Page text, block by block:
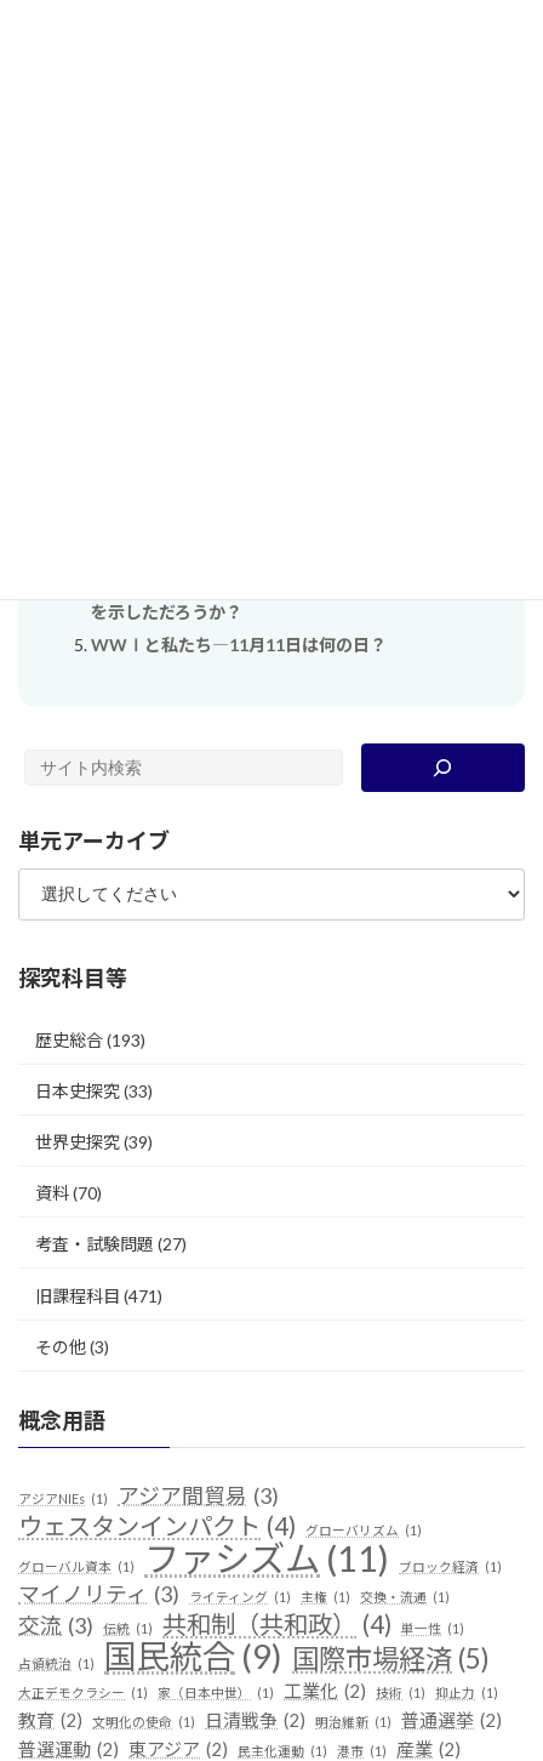
を示しただろうか？
WWⅠと私たち―11月11日は何の日？
単元アーカイブ
探究科目等
歴史総合(193)
日本史探究(33)
世界史探究(39)
資料(70)
考査・試験問題 (27)
旧課程科目 (471)
その他(3)
概念用語
アジアNIEs (1) アジア間貿易 (3)
ウェスタンインパクト (4) グローバリズム (1)
グローバル資本 (1) ファシズム (11) ブロック経済 (1)
マイノリティ (3) ライティング (1) 主権 (1) 交換・流通 (1)
交流 (3) 伝統 (1) 共和制（共和政） (4) 単一性 (1)
占領統治 (1) 国民統合 (9) 国際市場経済 (5)
大正デモクラシー (1) 家（日本中世） (1) 工業化 (2) 技術 (1) 抑止力 (1)
教育 (2) 文明化の使命 (1) 日清戦争 (2) 明治維新 (1) 普通選挙 (2)
普選運動 (2) 東アジア (2) 民主化運動 (1) 港市 (1) 産業 (2)